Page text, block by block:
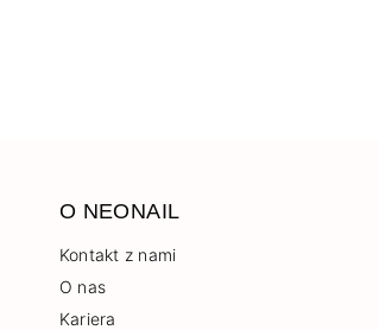
O NEONAIL
Kontakt z nami
O nas
Kariera